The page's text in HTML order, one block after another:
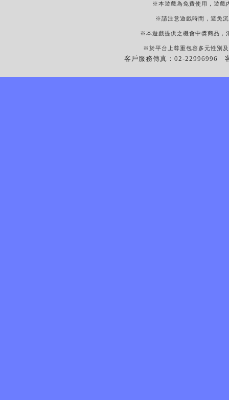
※本遊戲為免費使用，遊戲
※請注意遊戲時間，避免
※本遊戲提供之機會中獎商品，
※於平台上尊重包容多元性別
客戶服務傳真：02-22996996